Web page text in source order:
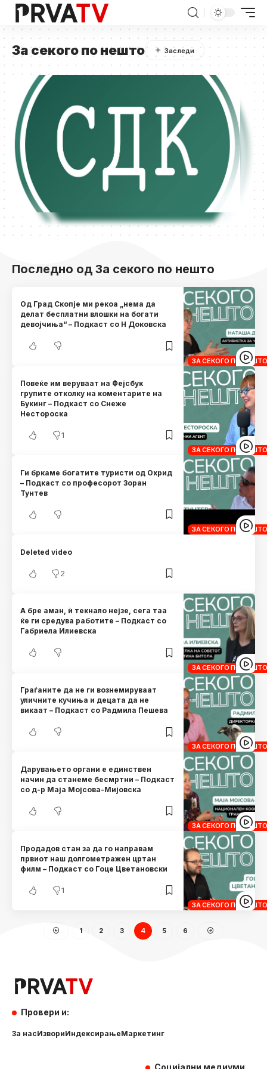
За секого по нешто
Последно од За секого по нешто
ЗА СЕКОГО ПО НЕШТО
Од Град Скопје ми рекоа „нема да
делат бесплатни влошки на богати
девојчиња“ – Подкаст со Н Доковска
ЗА СЕКОГО ПО НЕШТО
Повеќе им веруваат на Фејсбук
групите отколку на коментарите на
Букинг – Подкаст со Снеже
Нестороска
1
ЗА СЕКОГО ПО НЕШТО
Ги бркаме богатите туристи од Охрид
– Подкаст со професорот Зоран
Тунтев
Deleted video
2
ЗА СЕКОГО ПО НЕШТО
А бре аман, ѝ текнало нејзе, сега таа
ќе ги средува работите – Подкаст со
Габриела Илиевска
ЗА СЕКОГО ПО НЕШТО
Граѓаните да не ги вознемируваат
уличните кучиња и децата да не
викаат – Подкаст со Радмила Пешева
ЗА СЕКОГО ПО НЕШТО
Дарувањето органи е единствен
начин да станеме бесмртни – Подкаст
со д-р Маја Мојсова-Мијовска
ЗА СЕКОГО ПО НЕШТО
Продадов стан за да го направам
првиот наш долгометражен цртан
филм – Подкаст со Гоце Цветановски
1
1 2 3 4 5 6
Провери и:
За насИзвориИндексирањеМаркетинг
Социјални медиуми